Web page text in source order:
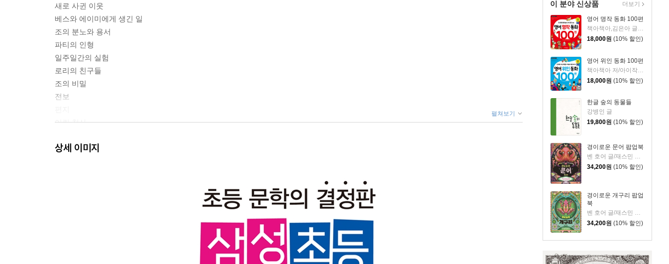
이 분야 신상품
영어 명작 동화 100편
책아책아,김은아 글/아이작 더스트,마이클 A. 푸틀랙 감수
18,000원 (10% 할인)
영어 위인 동화 100편
책아책아 저/아이작 더스트,마이클 A. 푸틀랙 감수
18,000원 (10% 할인)
한글 숲의 동물들
강병인 글
19,800원 (10% 할인)
경이로운 문어 팝업북
벤 호어 글/재스민 플로이드 그림/조은영 역
34,200원 (10% 할인)
경이로운 개구리 팝업
북
벤 호어 글/재스민 플로이드 그림/조은영 역
34,200원 (10% 할인)
더보기
새로 사귄 이웃
베스와 에이미에게 생긴 일
조의 분노와 용서
파티의 인형
일주일간의 실험
로리의 친구들
조의 비밀
전보
어린 천사
에이미의 유언장
펼쳐보기
상세 이미지